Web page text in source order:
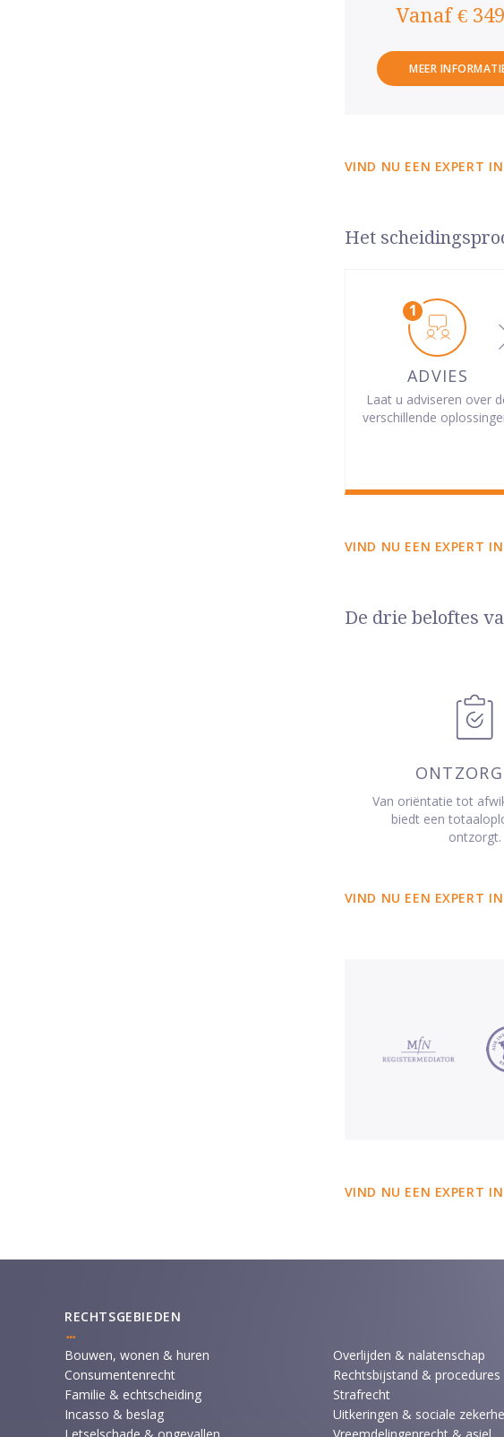
Vanaf €
MEER
VIND NU EEN EXPERT
Het
ADVIES
Laat u adviseren over
verschillende
VIND NU EEN EXPERT
De drie beloftes
Van oriëntatie tot
biedt een
ontzorgt.
VIND NU EEN EXPERT
VIND NU EEN EXPERT
RECHTSGEBIEDEN
Bouwen, wonen & huren
Consumentenrecht
Familie & echtscheiding
Incasso & beslag
Overlijden & nalatenschap
Rechtsbijstand & procedures
Strafrecht
Uitkeringen & sociale